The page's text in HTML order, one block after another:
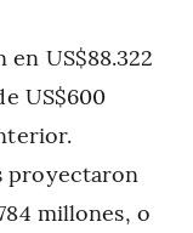
en US$88.322
US$600
proyectaron
millones, o